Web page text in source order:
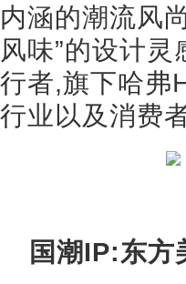
内涵的潮流风
风味”的设计
行者,旗下哈弗
行业以及消费
国潮IP:东方